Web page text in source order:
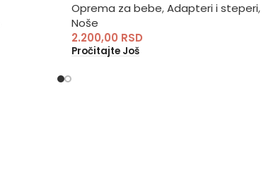
Oprema za bebe,Adapteri i steperi,
Noše
2.200,00 RSD
Pročitajte Još